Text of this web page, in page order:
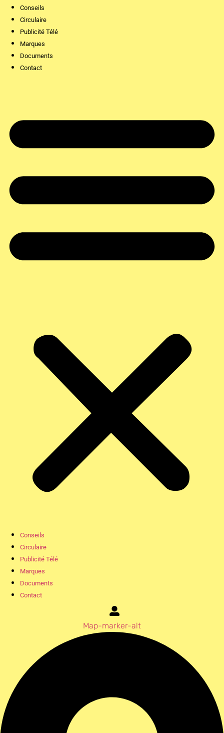
Conseils
Circulaire
Publicité Télé
Marques
Documents
Contact
Conseils
Circulaire
Publicité Télé
Marques
Documents
Contact
Map-marker-alt